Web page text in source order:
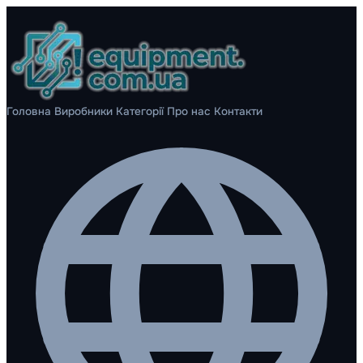
Головна Виробники Категорії Про нас Контакти